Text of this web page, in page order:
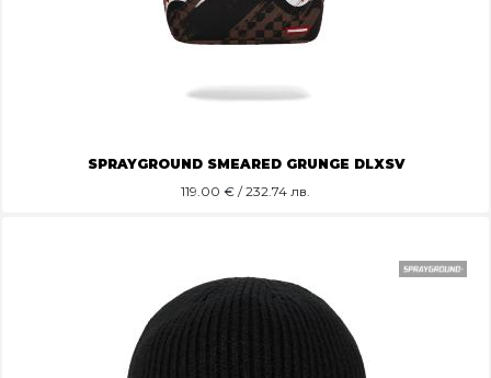
SPRAYGROUND SMEARED GRUNGE DLXSV
119.00 € / 232.74 лв.